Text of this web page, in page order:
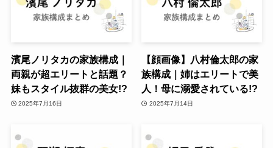
濱尾ノリタカの家族構成｜
両親が超エリートと話題？
妹もスタイル抜群の美女!?
2025年7月16日
【顔画像】八村倫太郎の家
族構成｜姉はエリートで美
人！母に溺愛されている!?
2025年7月14日